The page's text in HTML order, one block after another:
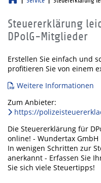
Steuererklärung
DPolG-Mitglieder
Erstellen Sie einfach und
profitieren Sie von einem
Weitere Informationen
Zum Anbieter:
https://
Die Steuererklärung für
online! - Wundertax GmbH
In wenigen Schritten zur
anerkannt - Erfassen Sie
Sie sich viele Steuertipps!